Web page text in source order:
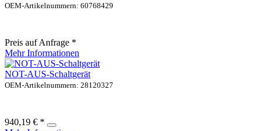
OEM-Artikelnummern: 60768429
Preis auf Anfrage *
Mehr Informationen
NOT-AUS-Schaltgerät
OEM-Artikelnummern: 28120327
940,19 € *